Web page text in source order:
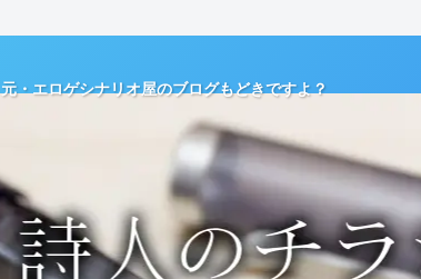
元・エロゲシナリオ屋のブログもどきですよ？